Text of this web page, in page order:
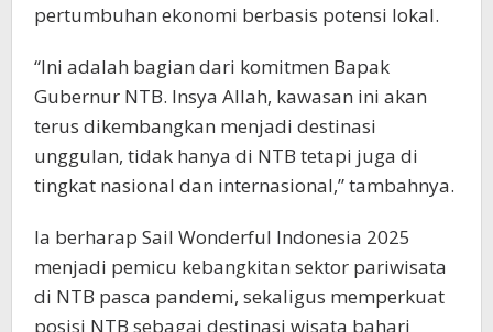
pertumbuhan ekonomi berbasis potensi lokal.
“Ini adalah bagian dari komitmen Bapak
Gubernur NTB. Insya Allah, kawasan ini akan
terus dikembangkan menjadi destinasi
unggulan, tidak hanya di NTB tetapi juga di
tingkat nasional dan internasional,” tambahnya.
Ia berharap Sail Wonderful Indonesia 2025
menjadi pemicu kebangkitan sektor pariwisata
di NTB pasca pandemi, sekaligus memperkuat
posisi NTB sebagai destinasi wisata bahari